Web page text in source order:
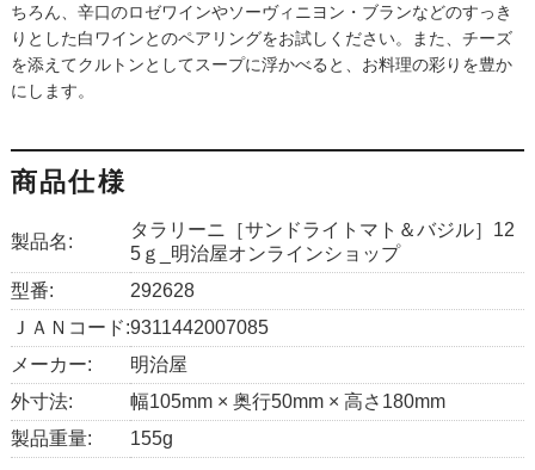
ちろん、辛口のロゼワインやソーヴィニヨン・ブランなどのすっき
りとした白ワインとのペアリングをお試しください。また、チーズ
を添えてクルトンとしてスープに浮かべると、お料理の彩りを豊か
にします。
商品仕様
製品名:
タラリーニ［サンドライトマト＆バジル］12
5ｇ_明治屋オンラインショップ
型番:
292628
ＪＡＮコード:9311442007085
メーカー:
明治屋
外寸法:
幅105mm × 奥行50mm × 高さ180mm
製品重量:
155g